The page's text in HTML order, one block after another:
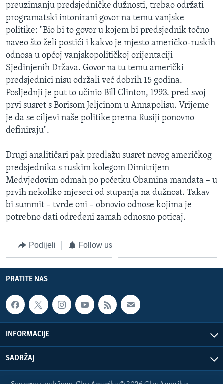
preuzimanju predsjedničke dužnosti, trebao održati
programatski intonirani govor na temu vanjske
politike: "Bio bi to govor u kojem bi predsjednik točno
naveo što želi postići i kakvo je mjesto američko-ruskih
odnosa u općoj vanjskopolitičkoj orijentaciji
Sjedinjenih Država. Govor na tu temu američki
predsjednici nisu održali već dobrih 15 godina.
Posljednji je put to učinio Bill Clinton, 1993. pred svoj
prvi susret s Borisom Jeljcinom u Annapolisu. Vrijeme
je da se ciljevi naše politike prema Rusiji ponovno
definiraju".
Drugi analitičari pak predlažu susret novog američkog
predsjednika s ruskim kolegom Dimitrijem
Medvjedovim odmah po početku Obamina mandata – u
prvih nekoliko mjeseci od stupanja na dužnost. Takav
bi summit – tvrde oni – obnovio odnose kojima je
potrebno dati određeni zamah odnosno poticaj.
Podijeli Follow us
PRATITE NAS
INFORMACIJE
SADRŽAJ